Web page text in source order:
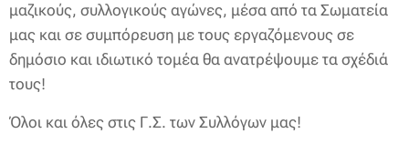
μαζικούς, συλλογικούς αγώνες, μέσα από τα Σωματεία
μας και σε συμπόρευση με τους εργαζόμενους σε
δημόσιο και ιδιωτικό τομέα θα ανατρέψουμε τα σχέδιά
τους!
Όλοι και όλες στις Γ.Σ. των Συλλόγων μας!